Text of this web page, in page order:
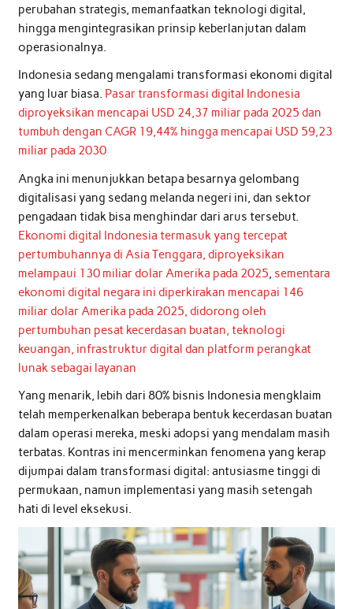
perubahan strategis, memanfaatkan teknologi digital,
hingga mengintegrasikan prinsip keberlanjutan dalam
operasionalnya.
Indonesia sedang mengalami transformasi ekonomi digital
yang luar biasa. Pasar transformasi digital Indonesia
diproyeksikan mencapai USD 24,37 miliar pada 2025 dan
tumbuh dengan CAGR 19,44% hingga mencapai USD 59,23
miliar pada 2030
Angka ini menunjukkan betapa besarnya gelombang
digitalisasi yang sedang melanda negeri ini, dan sektor
pengadaan tidak bisa menghindar dari arus tersebut.
Ekonomi digital Indonesia termasuk yang tercepat
pertumbuhannya di Asia Tenggara, diproyeksikan
melampaui 130 miliar dolar Amerika pada 2025 sementara
ekonomi digital negara ini diperkirakan mencapai 146
miliar dolar Amerika pada 2025, didorong oleh
pertumbuhan pesat kecerdasan buatan, teknologi
keuangan, infrastruktur digital dan platform perangkat
lunak sebagai layanan
Yang menarik, lebih dari 80% bisnis Indonesia mengklaim
telah memperkenalkan beberapa bentuk kecerdasan buatan
dalam operasi mereka, meski adopsi yang mendalam masih
terbatas. Kontras ini mencerminkan fenomena yang kerap
dijumpai dalam transformasi digital: antusiasme tinggi di
permukaan, namun implementasi yang masih setengah
hati di level eksekusi.